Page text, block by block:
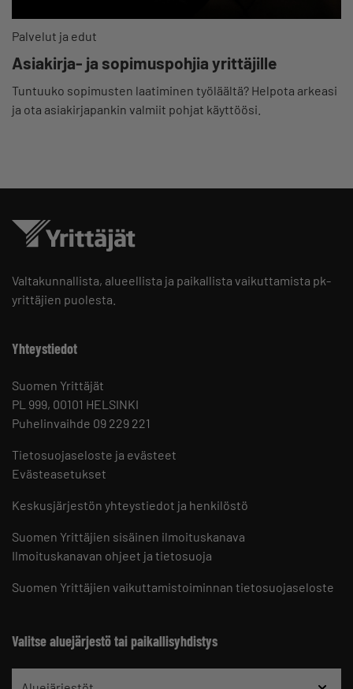
Palvelut ja edut
Asiakirja- ja sopimuspohjia yrittäjille
Tuntuuko sopimusten laatiminen työläältä? Helpota arkeasi
ja ota asiakirjapankin valmiit pohjat käyttöösi.
Valtakunnallista, alueellista ja paikallista vaikuttamista pk-
yrittäjien puolesta.
Yhteystiedot
Suomen Yrittäjät
PL 999, 00101 HELSINKI
Puhelinvaihde 09 229 221
Tietosuojaseloste ja evästeet
Evästeasetukset
Keskusjärjestön yhteystiedot ja henkilöstö
Suomen Yrittäjien sisäinen ilmoituskanava
Ilmoituskanavan ohjeet ja tietosuoja
Suomen Yrittäjien vaikuttamistoiminnan tietosuojaseloste
Valitse aluejärjestö tai paikallisyhdistys